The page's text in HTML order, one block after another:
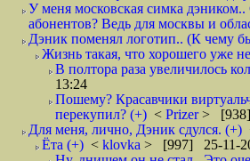
У меня московская симка
абонентов? Ведь для москвы и
Дэник поменял логотип.. (К чему
Жизнь такая, что хорошего уже
В полтора раза увеличилось
13:24
Пошему? Красавчики
перекупил? (+) < Prizer> [938]
Для меня, лично, Дэник сдулся. (+)
Ёта (+) < klovka > [997] 25-11-